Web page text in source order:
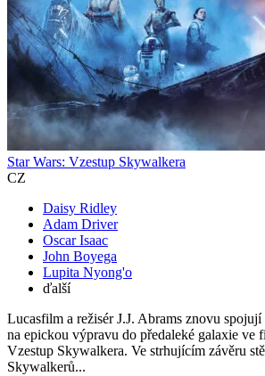
Star Wars: Vzestup Skywalkera
CZ
Daisy Ridley
Adam Driver
Oscar Isaac
John Boyega
Lupita Nyong'o
ďalší
Lucasfilm a režisér J.J. Abrams znovu
na epickou výpravu do předaleké galaxie ve
Vzestup Skywalkera. Ve strhujícím závěru
Skywalkerů...